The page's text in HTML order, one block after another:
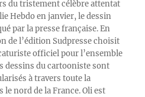
du tristement célèbre attentat
Hebdo en janvier, le dessin
par la presse française. En
de l’édition Sudpresse choisit
officiel pour l’ensemble
dessins du cartooniste sont
à travers toute la
le nord de la France. Oli est